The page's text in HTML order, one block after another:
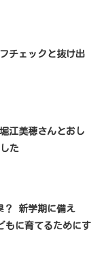
チェックと抜け出
江美穂さんとおし
た
？ 新学期に備え
に育てるためにす